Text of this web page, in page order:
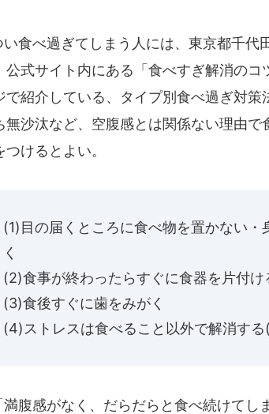
食べ過ぎてしまう人には、東京都千代
公式サイト内にある「食べすぎ解消の
で紹介している、タイプ別食べ過ぎ対
無沙汰など、空腹感とは関係ない理由
つけるとよい。
(1)目の届くところに食べ物を置かない
く
(2)食事が終わったらすぐに食器を片付け
(3)食後すぐに歯をみがく
(4)ストレスは食べること以外で解消す
腹感がなく、だらだらと食べ続けてし